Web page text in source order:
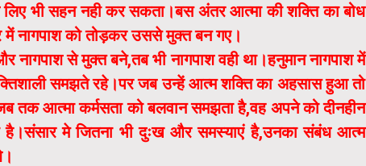
भी सहन नही कर सकता।बस अंतर आत्मा की शक्ति का बोध
नागपाश को तोड़कर उससे मुक्त बन गए।
नागपाश से मुक्त बने,तब भी नागपाश वही था।हनुमान नागपाश में
समझते रहे।पर जब उन्हें आत्म शक्ति का अहसास हुआ तो
तक आत्मा कर्मसता को बलवान समझता है,वह अपने को दीनहीन
मे जितना भी दुःख और समस्याएं है,उनका संबंध आत्म